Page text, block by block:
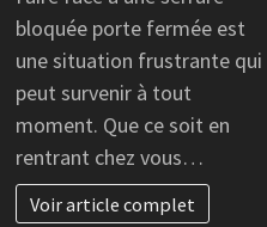
bloquée porte fermée est
une situation frustrante qui
peut survenir à tout
moment. Que ce soit en
rentrant chez vous…
Voir article complet